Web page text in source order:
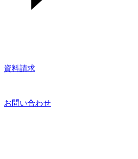
資料請求
お問い合わせ